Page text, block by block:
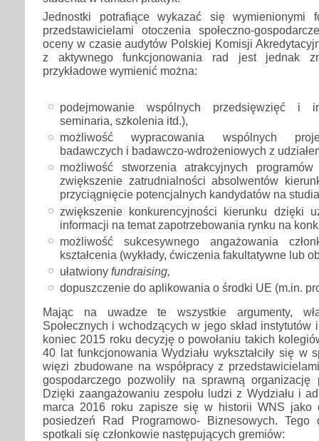
Jednostki potrafiące wykazać się wymienionymi
przedstawicielami otoczenia społeczno-
oceny w czasie audytów Polskiej Komisji
z aktywnego funkcjonowania rad jest jednak
przykładowe wymienić można:
podejmowanie wspólnych przedsięwzięć i
seminaria, szkolenia itd.),
możliwość wypracowania wspólnych
badawczych i badawczo-wdrożeniowych z
możliwość stworzenia atrakcyjnych
zwiększenie zatrudnialności absolwentów
przyciągnięcie potencjalnych kandydatów na
zwiększenie konkurencyjności kierunku dzięki
informacji na temat zapotrzebowania rynku na
możliwość sukcesywnego angażowania
kształcenia (wykłady, ćwiczenia fakultatywne lub
ułatwiony fundraising,
dopuszczenie do aplikowania o środki UE (m.in.
Mając na uwadze te wszystkie argumenty,
Społecznych i wchodzących w jego skład instytutów
koniec 2015 roku decyzję o powołaniu takich
40 lat funkcjonowania Wydziału wykształciły się w
więzi zbudowane na współpracy z
gospodarczego pozwoliły na sprawną organizację
Dzięki zaangażowaniu zespołu ludzi z Wydziału i
marca 2016 roku zapisze się w historii WNS jako
posiedzeń Rad Programowo- Biznesowych.
spotkali się członkowie następujących gremiów: